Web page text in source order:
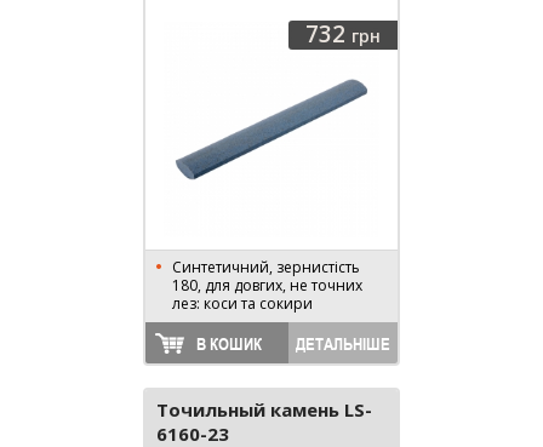
732 грн
Синтетичний, зернистість
180, для довгих, не точних
лез: коси та сокири
В КОШИК ДЕТАЛЬНІШЕ
Точильный камень LS-
6160-23